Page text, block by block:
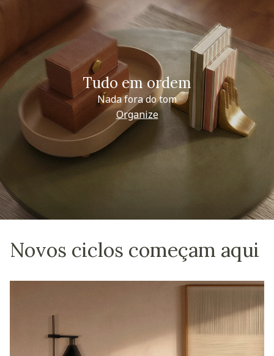
Tudo em ordem
Nada fora do tom
Organize
Novos ciclos começam aqui